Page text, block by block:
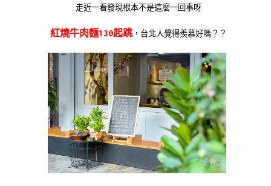
走近一看發現根本不是這麼一回事呀
紅燒牛肉麵130起跳，台北人覺得羨慕好嗎？？